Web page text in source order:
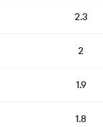
2.3
2
1.9
1.8